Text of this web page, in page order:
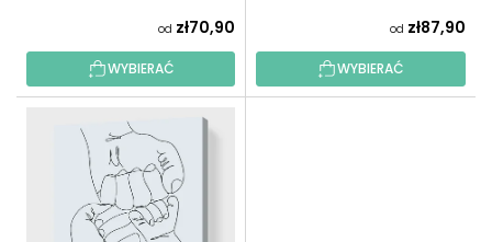
od zł70,90
WYBIERAĆ
od zł87,90
WYBIERAĆ